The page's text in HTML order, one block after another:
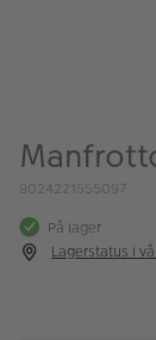
ALBUM
Merker
8024221555097
På lager
Lagerstatus i